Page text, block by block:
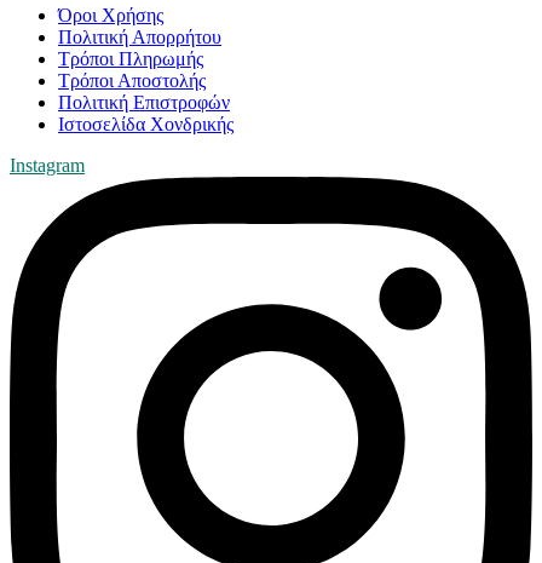
Όροι Χρήσης
Πολιτική Απορρήτου
Τρόποι Πληρωμής
Τρόποι Αποστολής
Πολιτική Επιστροφών
Ιστοσελίδα Χονδρικής
Instagram